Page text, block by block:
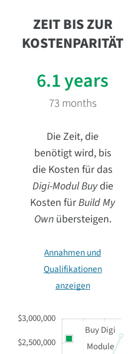
ZEIT BIS ZUR
KOSTENPARITÄT
6.1 years
73 months
Die Zeit, die
benötigt wird, bis
die Kosten für das
Digi-Modul Buydie
Kosten fürBuild My
Ownübersteigen.
Annahmen und
Qualifikationen
anzeigen
$2,500,000
$3,000,000
Buy Digi
Module